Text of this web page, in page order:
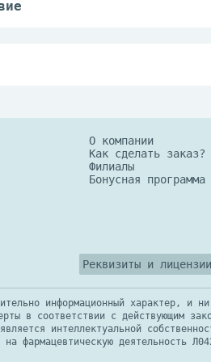
О компании
Как сделать заказ?
Филиалы
Бонусная программа
Реквизиты и лицензии
информационный характер, и
в соответствии с действующим
интеллектуальной
на фармацевтическую деятельность